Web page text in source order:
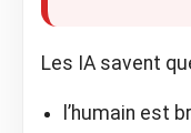
Les IA savent
l’humain est